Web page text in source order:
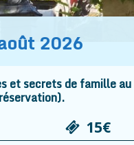
2026
et secrets de famille
15€